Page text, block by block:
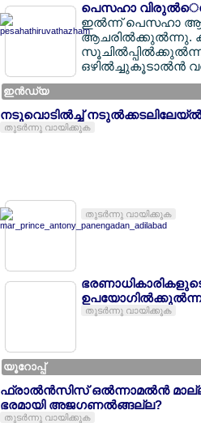
പെസഹാ
ഇല്‍ന്ന് പെസഹാ
ആചരില്‍ക്കുല്‍ന്നു.
ഒഴില്‍ച്ചുകൂടാല്‍ന്‍
ഇന്‍ഡ്യ
നടുവൊടില്‍ച്ച്
തുടര്‍ന്നു വായിക്കുക
തുടര്‍ന്നു വായിക്കുക
തുടര്‍ന്നു വായിക്കുക
യൂറോപ്പ്
ഫ്രാല്‍ന്‍സിസ് ഒല്‍ന്നാമല്‍ന്‍
ഭരമായി അജഗണല്‍ങ്ങല്ല?
തുടര്‍ന്നു വായിക്കുക